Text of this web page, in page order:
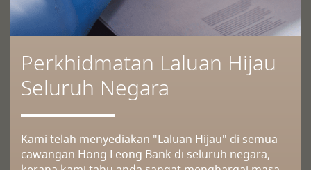
Perkhidmatan Laluan Hijau
Seluruh Negara
Kami telah menyediakan "Laluan Hijau" di semua
cawangan Hong Leong Bank di seluruh negara,